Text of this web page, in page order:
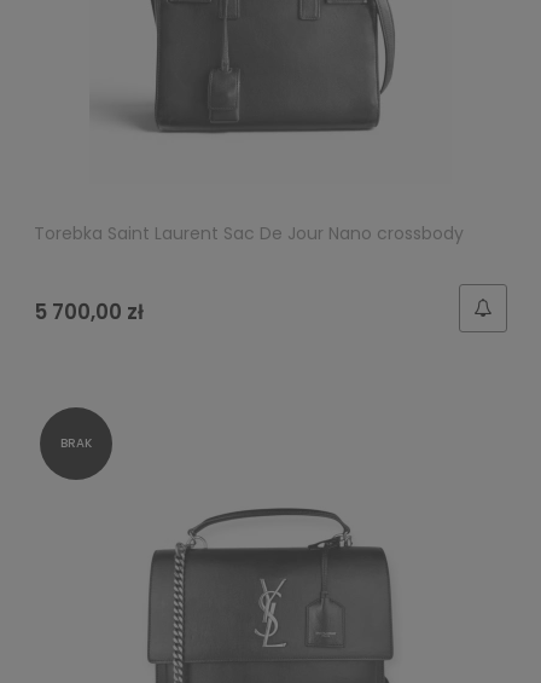
Torebka Saint Laurent Sac De Jour Nano crossbody
5 700,00 zł